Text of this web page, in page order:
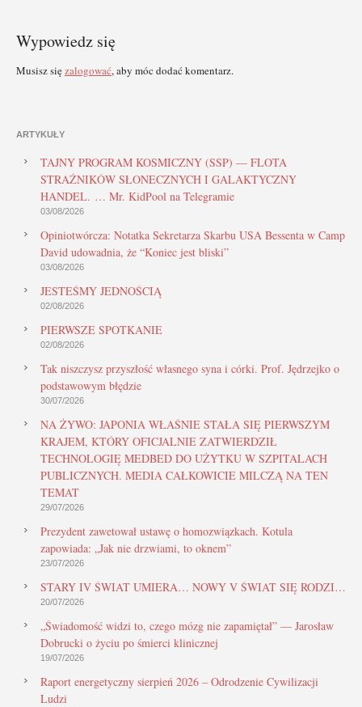
Wypowiedz się
Musisz sięzalogować, aby móc dodać komentarz.
ARTYKUŁY
TAJNY PROGRAM KOSMICZNY (SSP) — FLOTA
STRAŻNIKÓW SŁONECZNYCH I GALAKTYCZNY
HANDEL. … Mr. KidPool na Telegramie
03/08/2026
Opiniotwórcza: Notatka Sekretarza Skarbu USA Bessenta w Camp
David udowadnia, że “Koniec jest bliski”
03/08/2026
JESTEŚMY JEDNOŚCIĄ
02/08/2026
PIERWSZE SPOTKANIE
02/08/2026
Tak niszczysz przyszłość własnego syna i córki. Prof. Jędrzejko o
podstawowym błędzie
30/07/2026
NA ŻYWO: JAPONIA WŁAŚNIE STAŁA SIĘ PIERWSZYM
KRAJEM, KTÓRY OFICJALNIE ZATWIERDZIŁ
TECHNOLOGIĘ MEDBED DO UŻYTKU W SZPITALACH
PUBLICZNYCH. MEDIA CAŁKOWICIE MILCZĄ NA TEN
TEMAT
29/07/2026
Prezydent zawetował ustawę o homozwiązkach. Kotula
zapowiada: „Jak nie drzwiami, to oknem”
23/07/2026
STARY IV ŚWIAT UMIERA… NOWY V ŚWIAT SIĘ RODZI…
20/07/2026
„Świadomość widzi to, czego mózg nie zapamiętał” — Jarosław
Dobrucki o życiu po śmierci klinicznej
19/07/2026
Raport energetyczny sierpień 2026 – Odrodzenie Cywilizacji
Ludzi